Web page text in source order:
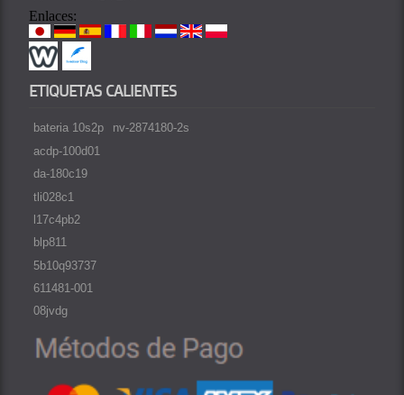
Enlaces:
ETIQUETAS CALIENTES
bateria 10s2p
acdp-100d01
da-180c19
tli028c1
l17c4pb2
blp811
5b10q93737
611481-001
08jvdg
nv-2874180-2s